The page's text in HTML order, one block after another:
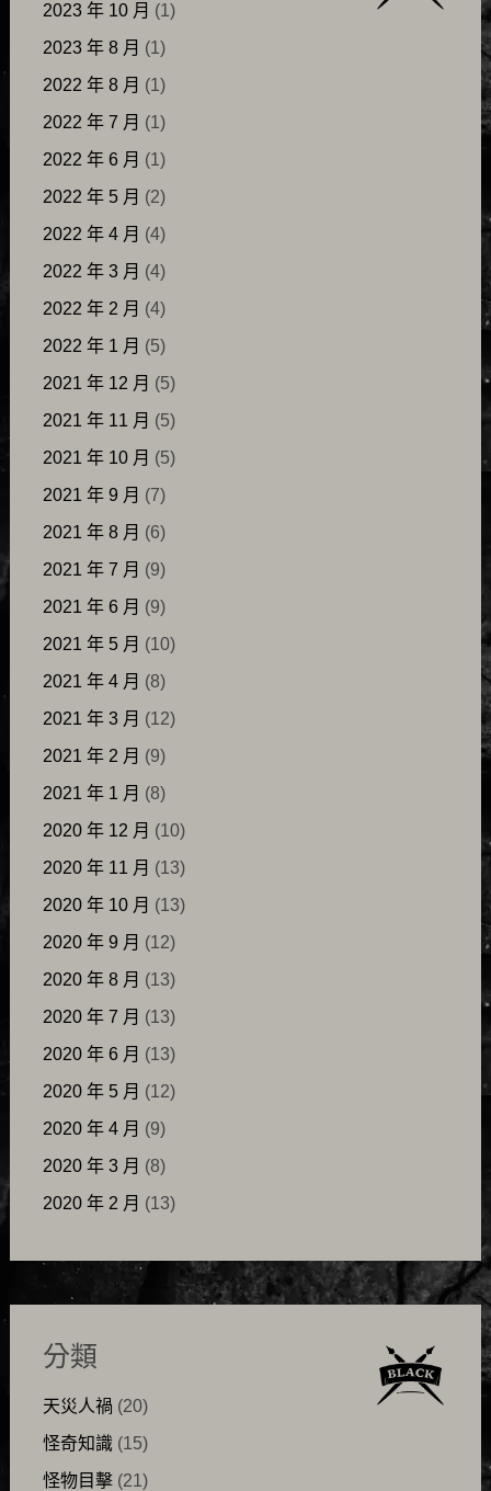
2023 年 10 月 (1)
2023 年 8 月 (1)
2022 年 8 月 (1)
2022 年 7 月 (1)
2022 年 6 月 (1)
2022 年 5 月 (2)
2022 年 4 月 (4)
2022 年 3 月 (4)
2022 年 2 月 (4)
2022 年 1 月 (5)
2021 年 12 月 (5)
2021 年 11 月 (5)
2021 年 10 月 (5)
2021 年 9 月 (7)
2021 年 8 月 (6)
2021 年 7 月 (9)
2021 年 6 月 (9)
2021 年 5 月 (10)
2021 年 4 月 (8)
2021 年 3 月 (12)
2021 年 2 月 (9)
2021 年 1 月 (8)
2020 年 12 月 (10)
2020 年 11 月 (13)
2020 年 10 月 (13)
2020 年 9 月 (12)
2020 年 8 月 (13)
2020 年 7 月 (13)
2020 年 6 月 (13)
2020 年 5 月 (12)
2020 年 4 月 (9)
2020 年 3 月 (8)
2020 年 2 月 (13)
分類
天災人禍 (20)
怪奇知識(15)
怪物目擊(21)